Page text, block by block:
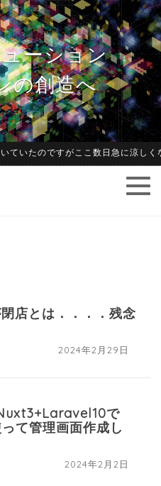
ーション
の創造へ
いたのですがここ数日急に涼しく
店とは．．．．残念
2024年2月29日
で
て管理画面作成し
2024年2月2日